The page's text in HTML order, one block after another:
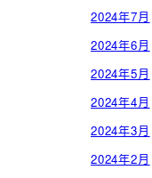
2024年7月
2024年6月
2024年5月
2024年4月
2024年3月
2024年2月